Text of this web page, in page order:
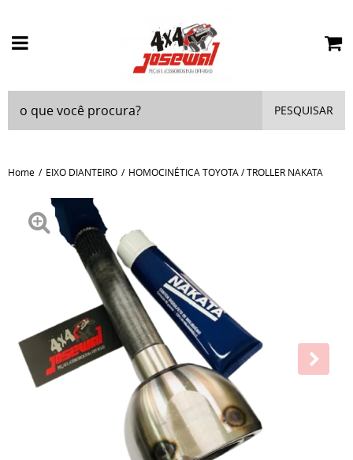
PESQUISAR
Home EIXO DIANTEIRO HOMOCINÉTICA TOYOTA / TROLLER NAKATA